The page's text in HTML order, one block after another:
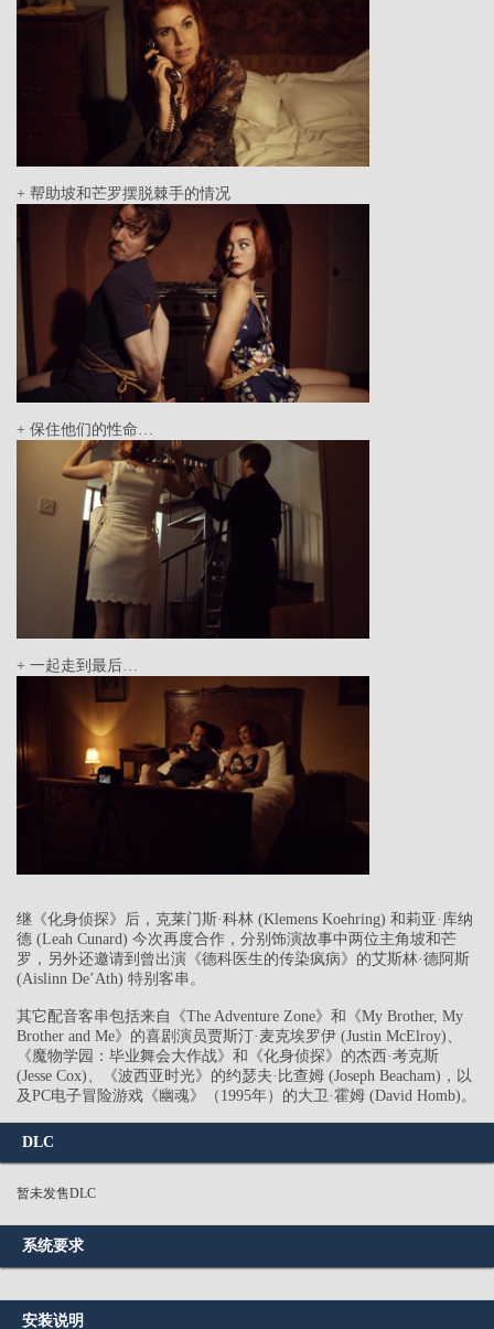
+ 帮助坡和芒罗摆脱棘手的情况
+ 保住他们的性命…
+ 一起走到最后…
继《化身侦探》后，克莱门斯·科林 (Klemens Koehring) 和莉亚·库纳
德 (Leah Cunard) 今次再度合作，分别饰演故事中两位主角坡和芒
罗，另外还邀请到曾出演《德科医生的传染疯病》的艾斯林·德阿斯
(Aislinn De’Ath) 特别客串。
其它配音客串包括来自《The Adventure Zone》和《My Brother, My
Brother and Me》的喜剧演员贾斯汀·麦克埃罗伊 (Justin McElroy)、
《魔物学园：毕业舞会大作战》和《化身侦探》的杰西·考克斯
(Jesse Cox)、《波西亚时光》的约瑟夫·比查姆 (Joseph Beacham)，以
及PC电子冒险游戏《幽魂》（1995年）的大卫·霍姆 (David Homb)。
DLC
暂未发售DLC
系统要求
安装说明